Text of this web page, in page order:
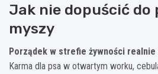
Jak nie dopuścić
myszy
Porządek w strefie żywności
Karma dla psa w otwartym worku,